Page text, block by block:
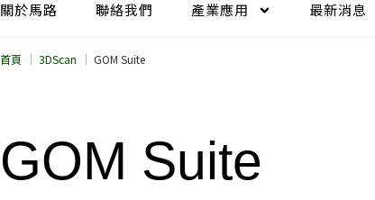
關於馬路
聯絡我們 產業應用 最新消息
首頁 3DScan GOM Suite
GOM Suite